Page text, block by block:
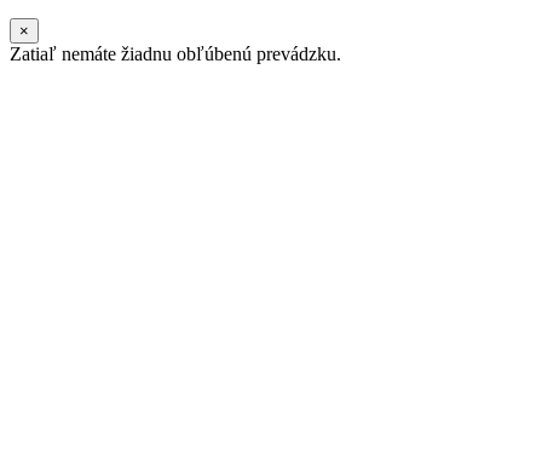
×
Zatiaľ nemáte žiadnu obľúbenú prevádzku.